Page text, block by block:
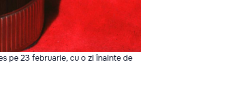
pe 23 februarie, cu o zi înainte de